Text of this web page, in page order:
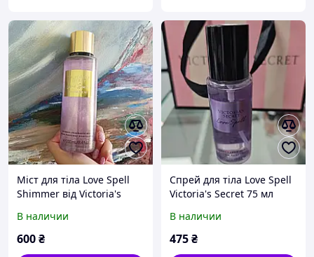
Міст для тіла Love Spell
Shimmer від Victoria's
В наличии
600₴
Спрей для тіла Love Spell
Victoria's Secret 75 мл
В наличии
475₴